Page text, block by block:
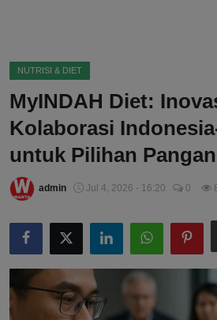
NUTRISI & DIET
MyINDAH Diet:
Kolaborasi
untuk Pilihan
admin Jul 4, 2026 - 16:20 0